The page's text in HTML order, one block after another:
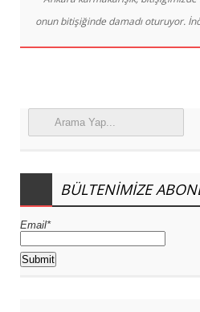
onun bitişiğinde damadı oturuyor.
BÜLTENIMIZE
Email*